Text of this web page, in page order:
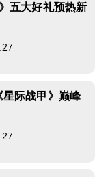
五大好礼预热新
星际战甲》巅峰